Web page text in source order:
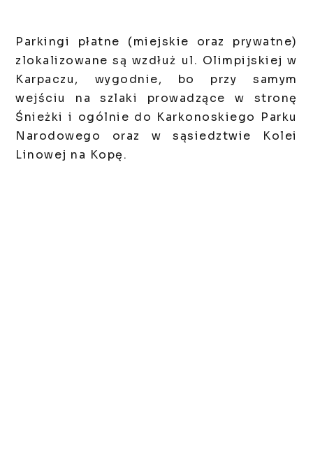
Parkingi płatne (miejskie oraz prywatne)
zlokalizowane są wzdłuż ul. Olimpijskiej w
Karpaczu, wygodnie, bo przy samym
wejściu na szlaki prowadzące w stronę
Śnieżki i ogólnie do Karkonoskiego Parku
Narodowego oraz w sąsiedztwie Kolei
Linowej na Kopę.